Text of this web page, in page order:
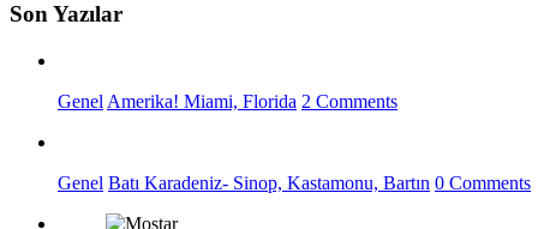
Son Yazılar
Genel Amerika! Miami, Florida 2 Comments
Genel Batı Karadeniz- Sinop, Kastamonu, Bartın 0 Comments